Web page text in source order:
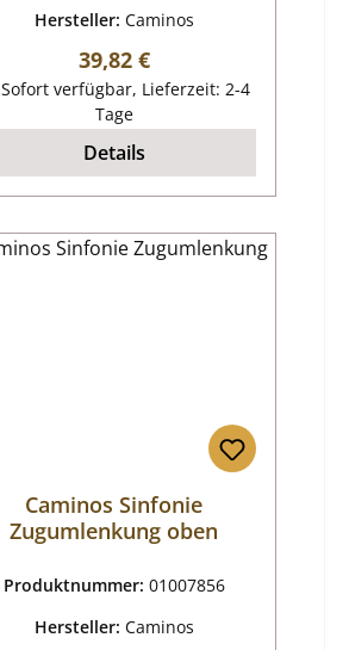
Hersteller: Caminos
Regulärer Preis:
39,82 €
Sofort verfügbar, Lieferzeit: 2-4
Tage
Details
Caminos Sinfonie
Zugumlenkung oben
Produktnummer: 01007856
Hersteller: Caminos